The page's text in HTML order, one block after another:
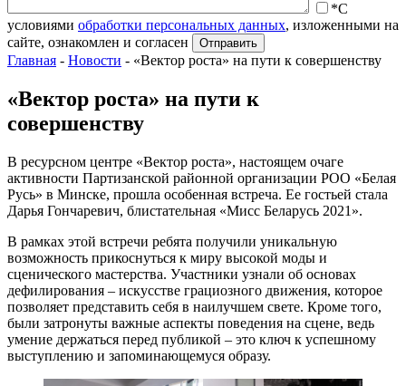
*С
условиями обработки персональных данных, изложенными на
сайте, ознакомлен и согласен
Главная - Новости - «Вектор роста» на пути к совершенству
«Вектор роста» на пути к
совершенству
В ресурсном центре «Вектор роста», настоящем очаге
активности Партизанской районной организации РОО «Белая
Русь» в Минске, прошла особенная встреча. Ее гостьей стала
Дарья Гончаревич, блистательная «Мисс Беларусь 2021».
В рамках этой встречи ребята получили уникальную
возможность прикоснуться к миру высокой моды и
сценического мастерства. Участники узнали об основах
дефилирования – искусстве грациозного движения, которое
позволяет представить себя в наилучшем свете. Кроме того,
были затронуты важные аспекты поведения на сцене, ведь
умение держаться перед публикой – это ключ к успешному
выступлению и запоминающемуся образу.